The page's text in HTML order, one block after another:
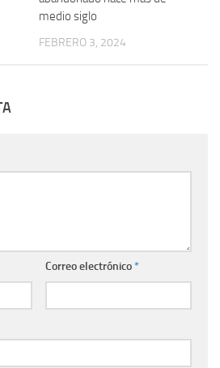
medio siglo
FEBRERO 3, 2024
Correo electrónico*